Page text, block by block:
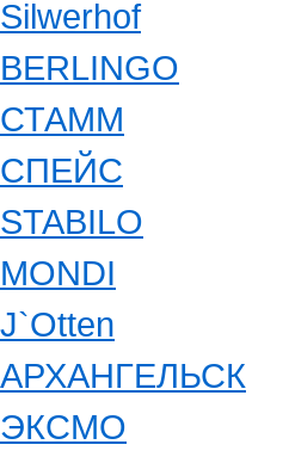
Silwerhof
BERLINGO
СТАММ
СПЕЙС
STABILO
MONDI
J`Otten
АРХАНГЕЛЬСК
ЭКСМО